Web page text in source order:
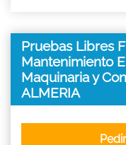
Pruebas Libres
Mantenimiento
Maquinaria y
ALMERIA